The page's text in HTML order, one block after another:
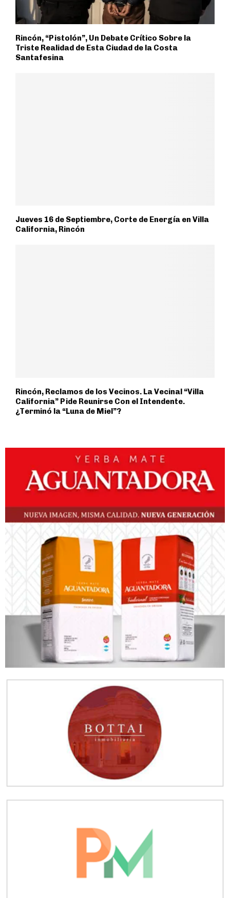
Rincón, “Pistolón”, Un Debate Crítico Sobre la
Triste Realidad de Esta Ciudad de la Costa
Santafesina
Jueves 16 de Septiembre, Corte de Energía en Villa
California, Rincón
Rincón, Reclamos de los Vecinos. La Vecinal “Villa
California” Pide Reunirse Con el Intendente.
¿Terminó la “Luna de Miel”?